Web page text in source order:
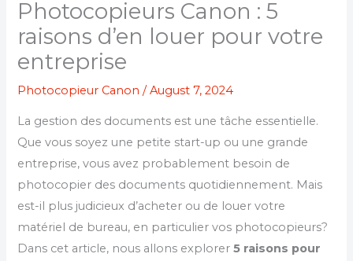
Photocopieurs Canon : 5
raisons d’en louer pour votre
entreprise
Photocopieur Canon /August 7, 2024
La gestion des documents est une tâche essentielle.
Que vous soyez une petite start-up ou une grande
entreprise, vous avez probablement besoin de
photocopier des documents quotidiennement. Mais
est-il plus judicieux d’acheter ou de louer votre
matériel de bureau, en particulier vos photocopieurs?
Dans cet article, nous allons explorer5 raisons pour